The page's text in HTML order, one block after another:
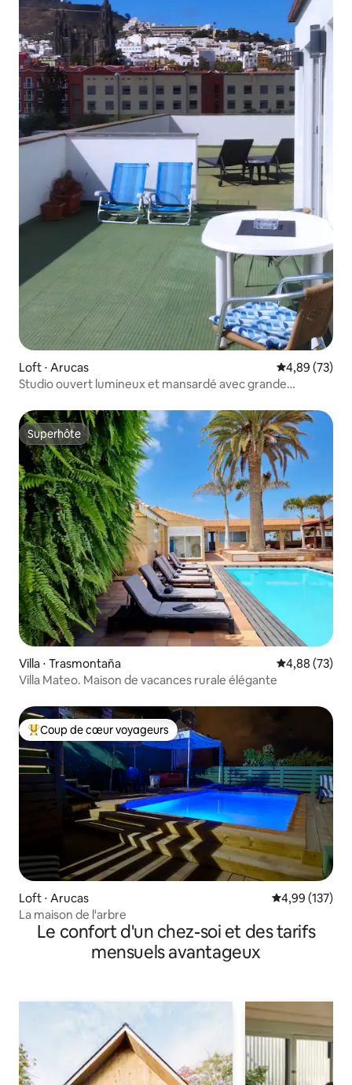
Loft ⋅ Arucas Évaluation
4,89 (73)
Studio ouvert lumineux et mansardé avec grande
Superhôte
Superhôte
Villa ⋅ Trasmontaña Évaluation
4,88 (73)
Villa Mateo. Maison de vacances rurale élégante
Coups de cœur voyageurs les plus appréciés
Coup de cœur voyageurs
Loft ⋅ Arucas Évaluation
4,99 (137)
La maison de l'arbre
Le confort d'un chez-soi et des tarifs
mensuels avantageux